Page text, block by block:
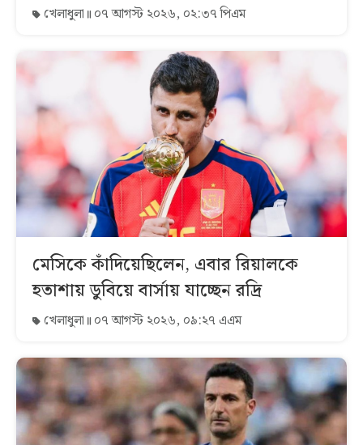
খেলাধুলা ০৭ আগস্ট ২০২৬, ০২:৩৭ পিএম
মেসিকে কাঁদিয়েছিলেন, এবার রিয়ালকে
হতাশায় ডুবিয়ে বার্সায় যাচ্ছেন রদ্রি
খেলাধুলা ০৭ আগস্ট ২০২৬, ০৯:২৭ এএম